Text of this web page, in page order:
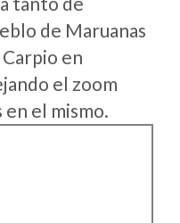
de Maruanas
en
el zoom
en el mismo.